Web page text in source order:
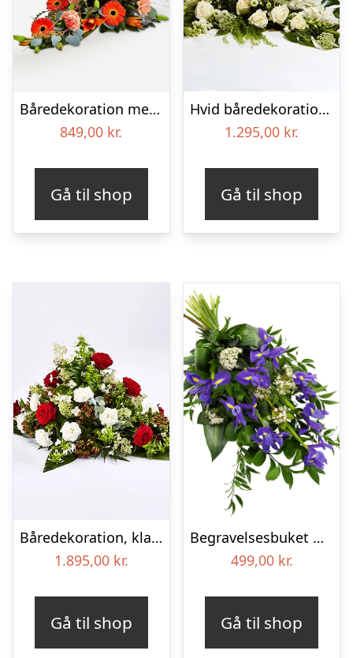
Båredekoration med bånd
849,00 kr.
Gå til shop
Hvid båredekoration – Blomster til begravelse
1.295,00 kr.
Gå til shop
Båredekoration, klassisk – Blomster til begravelse
1.895,00 kr.
Gå til shop
Begravelses­buket med iris
499,00 kr.
Gå til shop